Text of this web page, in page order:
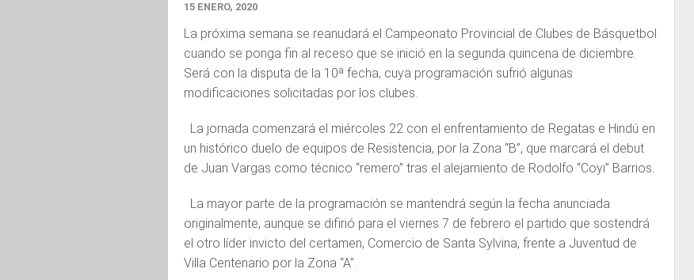
15 ENERO, 2020
La próxima semana se reanudará el Campeonato Provincial de Clubes de Básquetbol
cuando se ponga fin al receso que se inició en la segunda quincena de diciembre.
Será con la disputa de la 10ª fecha, cuya programación sufrió algunas
modificaciones solicitadas por los clubes.
La jornada comenzará el miércoles 22 con el enfrentamiento de Regatas e Hindú en
un histórico duelo de equipos de Resistencia, por la Zona “B”, que marcará el debut
de Juan Vargas como técnico “remero” tras el alejamiento de Rodolfo “Coyi” Barrios.
La mayor parte de la programación se mantendrá según la fecha anunciada
originalmente, aunque se difirió para el viernes 7 de febrero el partido que sostendrá
el otro líder invicto del certamen, Comercio de Santa Sylvina, frente a Juventud de
Villa Centenario por la Zona “A”.